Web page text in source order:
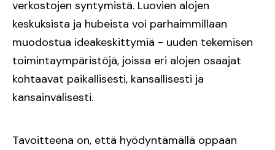
verkostojen syntymistä. Luovien alojen
keskuksista ja hubeista voi parhaimmillaan
muodostua ideakeskittymiä - uuden tekemisen
toimintaympäristöjä, joissa eri alojen osaajat
kohtaavat paikallisesti, kansallisesti ja
kansainvälisesti.
Tavoitteena on, että hyödyntämällä oppaan